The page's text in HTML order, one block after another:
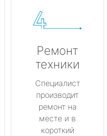
Ремонт
техники
Специалист
производит
ремонт на
месте и в
короткий